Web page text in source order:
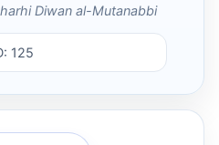
Diwan al-Mutanabbi
125